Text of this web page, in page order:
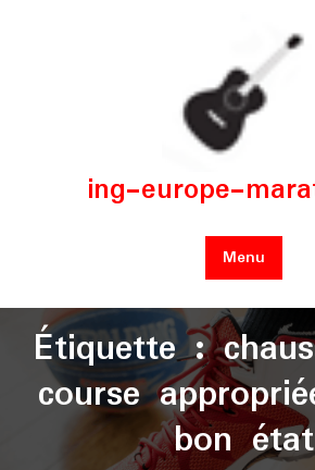
ing-europe-
Menu
Étiquette :
course
bon état